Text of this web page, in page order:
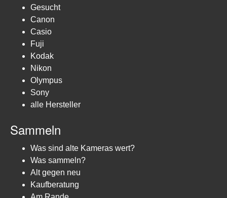
Gesucht
Canon
Casio
Fuji
Kodak
Nikon
Olympus
Sony
alle Hersteller
Sammeln
Was sind alte Kameras wert?
Was sammeln?
Alt gegen neu
Kaufberatung